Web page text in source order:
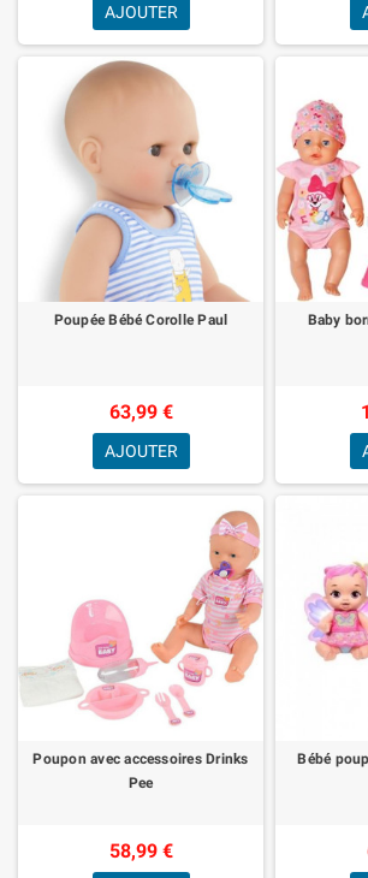
AJOUTER
Poupée Bébé Corolle Paul
63,99 €
AJOUTER
Baby
Poupon avec accessoires Drinks
Pee
58,99 €
Bébé